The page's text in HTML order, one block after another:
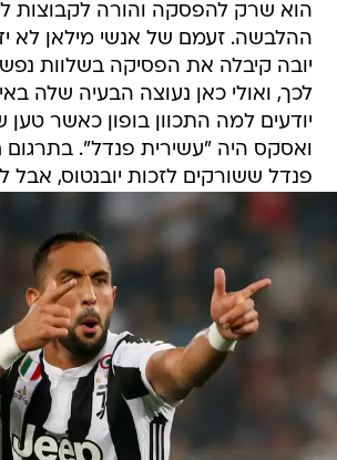
הוא שרק להפסקה והורה לקבוצות
ההלבשה. זעמם של אנשי מילאן לא
יובה קיבלה את הפסיקה בשלוות
לכך, ואולי כאן נעוצה הבעיה שלה
יודעים למה התכוון בופון כאשר
ואסקס היה "עשירית פנדל". בתרגום
פנדל ששורקים לזכות יובנטוס, אבל